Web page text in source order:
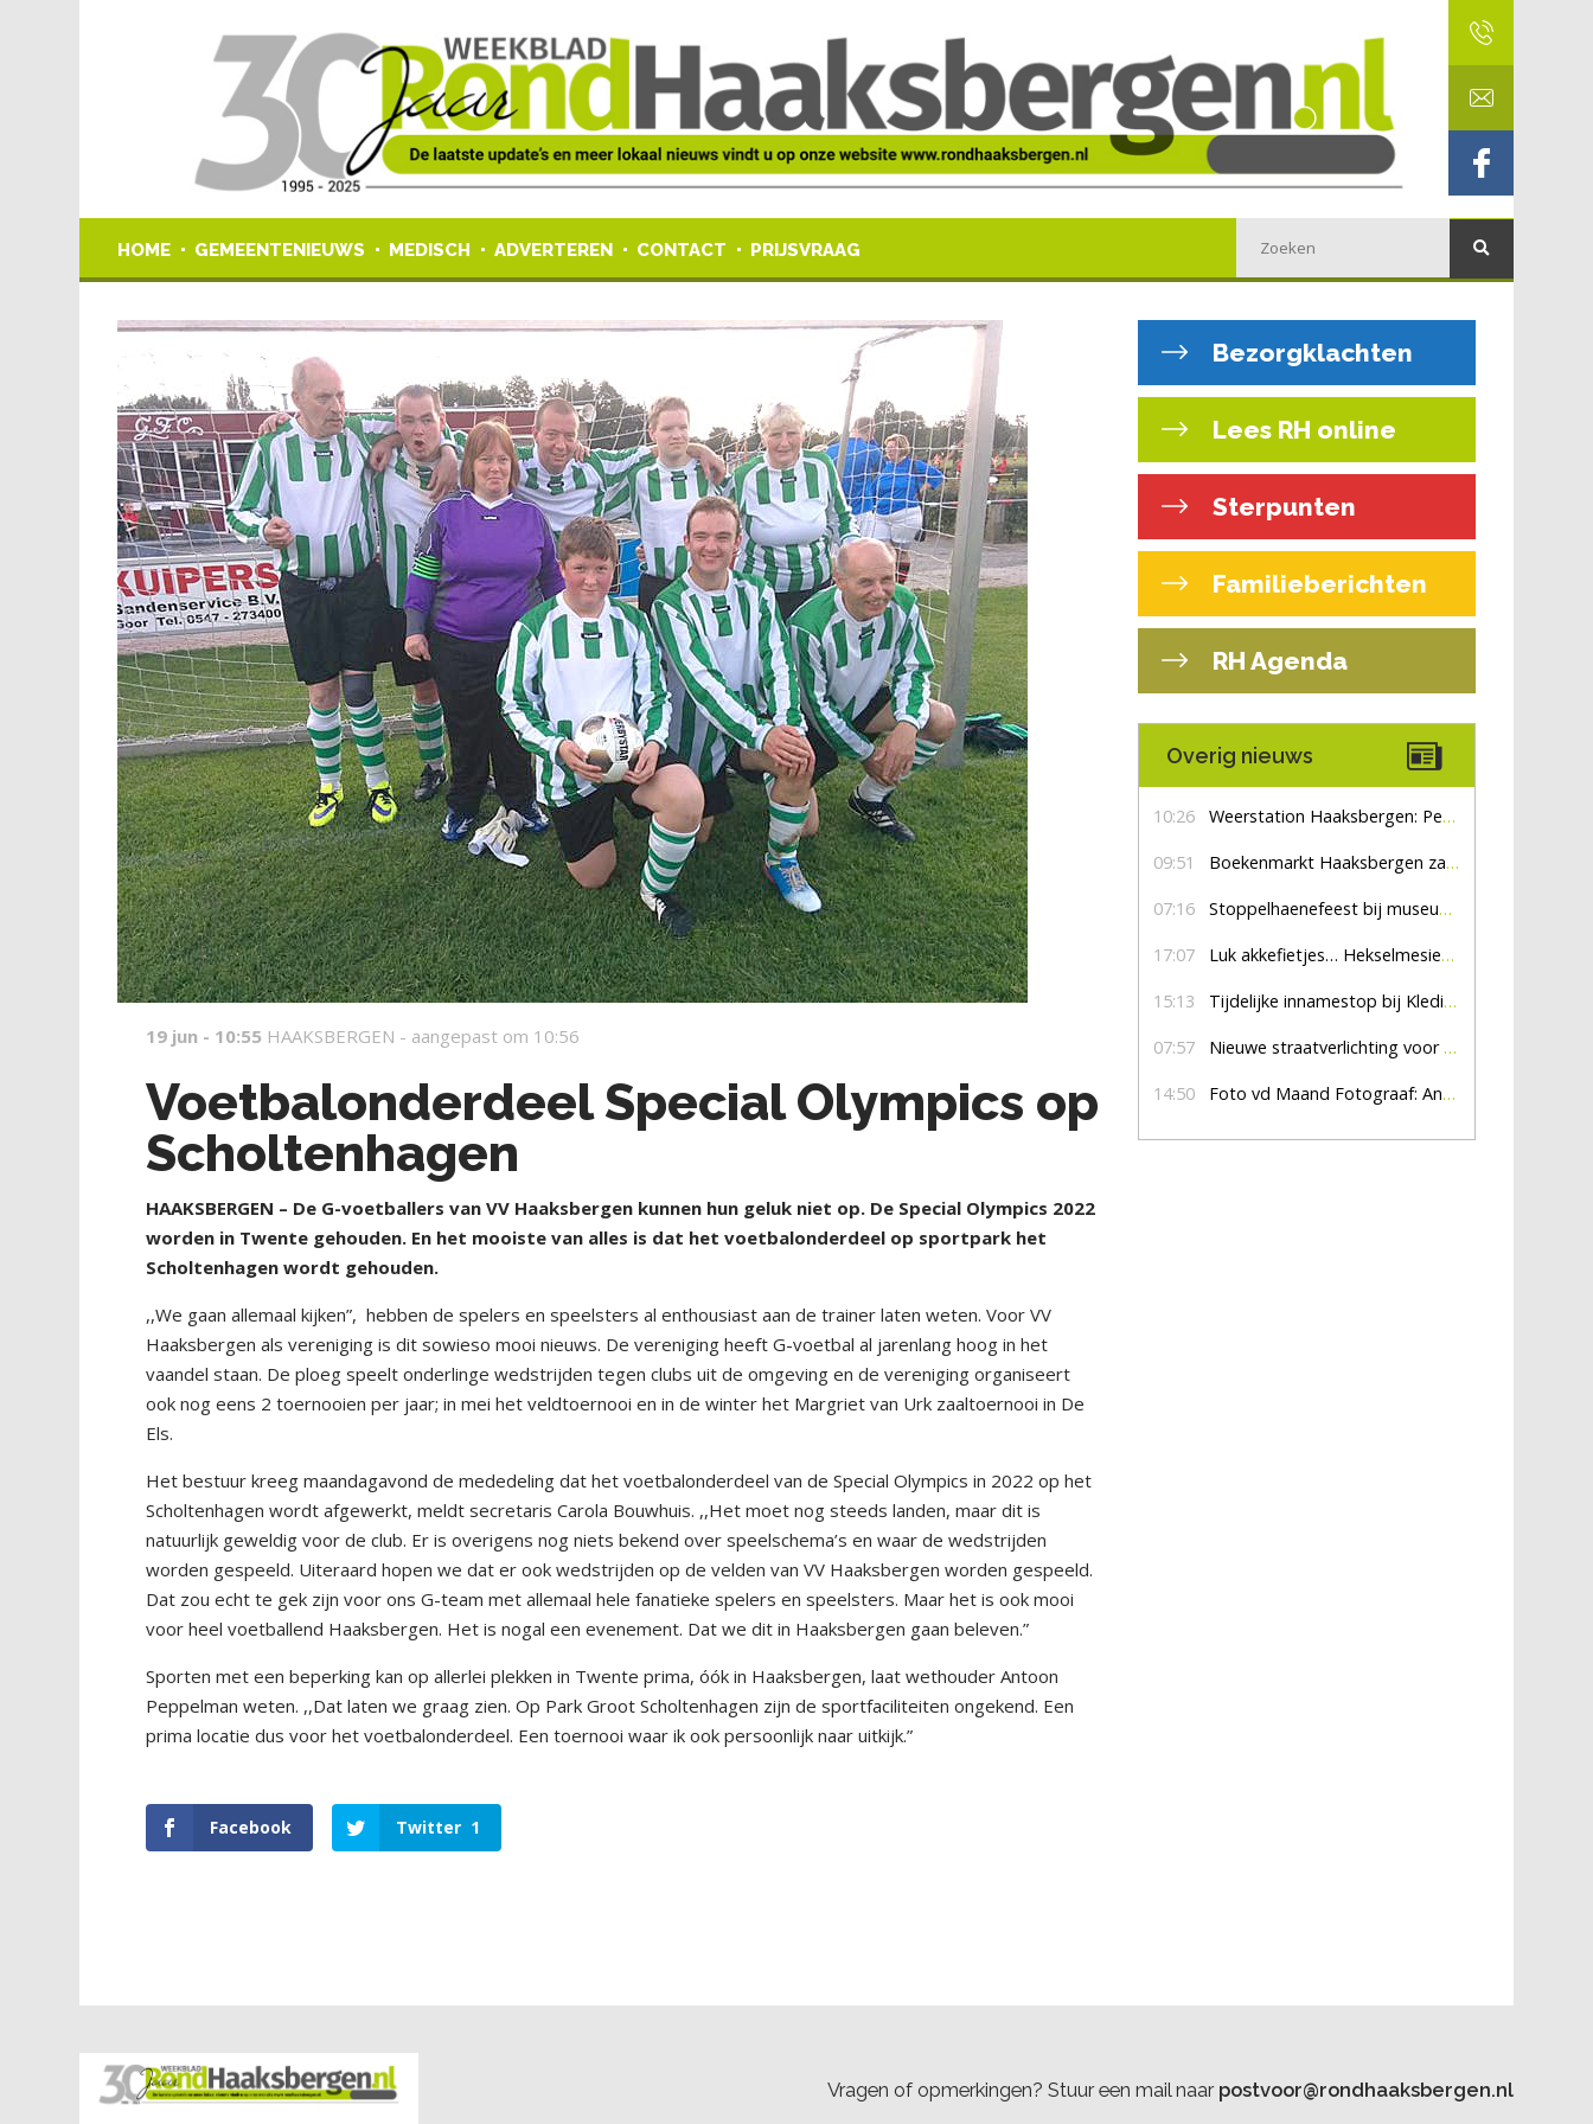
HOME GEMEENTENIEUWS MEDISCH ADVERTEREN CONTACT PRIJSVRAAG
19 jun - 10:55 HAAKSBERGEN - aangepast om 10:56
Voetbalonderdeel Special Olympics op
Scholtenhagen
HAAKSBERGEN – De G-voetballers van VV Haaksbergen kunnen hun geluk niet op. De Special Olympics 2022
worden in Twente gehouden. En het mooiste van alles is dat het voetbalonderdeel op sportpark het
Scholtenhagen wordt gehouden.
,,We gaan allemaal kijken”, hebben de spelers en speelsters al enthousiast aan de trainer laten weten. Voor VV
Haaksbergen als vereniging is dit sowieso mooi nieuws. De vereniging heeft G-voetbal al jarenlang hoog in het
vaandel staan. De ploeg speelt onderlinge wedstrijden tegen clubs uit de omgeving en de vereniging organiseert
ook nog eens 2 toernooien per jaar; in mei het veldtoernooi en in de winter het Margriet van Urk zaaltoernooi in De
Els.
Het bestuur kreeg maandagavond de mededeling dat het voetbalonderdeel van de Special Olympics in 2022 op het
Scholtenhagen wordt afgewerkt, meldt secretaris Carola Bouwhuis. ,,Het moet nog steeds landen, maar dit is
natuurlijk geweldig voor de club. Er is overigens nog niets bekend over speelschema’s en waar de wedstrijden
worden gespeeld. Uiteraard hopen we dat er ook wedstrijden op de velden van VV Haaksbergen worden gespeeld.
Dat zou echt te gek zijn voor ons G-team met allemaal hele fanatieke spelers en speelsters. Maar het is ook mooi
voor heel voetballend Haaksbergen. Het is nogal een evenement. Dat we dit in Haaksbergen gaan beleven.”
Sporten met een beperking kan op allerlei plekken in Twente prima, óók in Haaksbergen, laat wethouder Antoon
Peppelman weten. ,,Dat laten we graag zien. Op Park Groot Scholtenhagen zijn de sportfaciliteiten ongekend. Een
prima locatie dus voor het voetbalonderdeel. Een toernooi waar ik ook persoonlijk naar uitkijk.”
Facebook Twitter 1
Bezorgklachten
Lees RH online
Sterpunten
Familieberichten
RH Agenda
Overig nieuws
10:26 Weerstation Haaksbergen: Perioden met zon en droog
09:51 Boekenmarkt Haaksbergen zaterdag 8 augustus, marktplein Haaksbergen
07:16 Stoppelhaenefeest bij museum De Lebbenbrugge
17:07 Luk akkefietjes… HekselmesienHarry
15:13 Tijdelijke innamestop bij Kledingbank Stefania
07:57 Nieuwe straatverlichting voor De Veldmaat en De Pas
14:50 Foto vd Maand Fotograaf: Anna Jalving
Vragen of opmerkingen? Stuur een mail naar postvoor@rondhaaksbergen.nl